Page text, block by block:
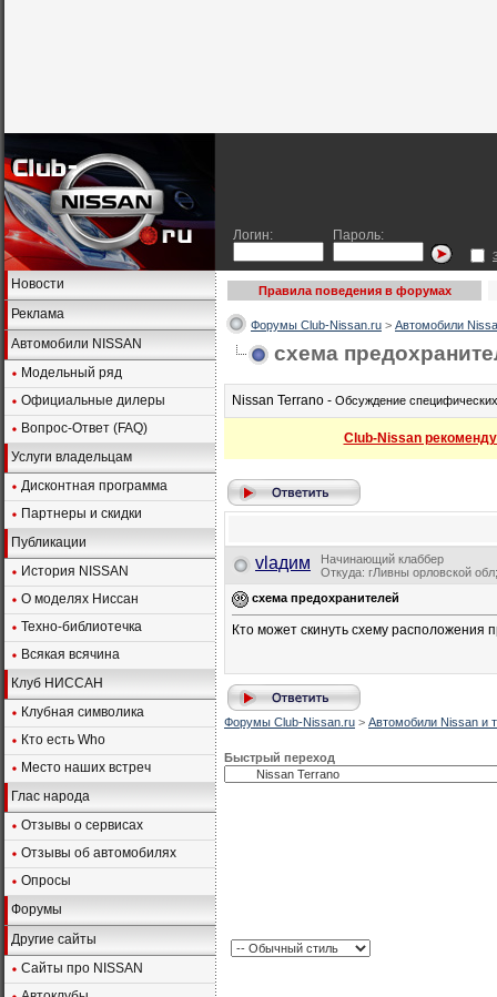
Логин: Пароль:
Новости
Реклама
Автомобили NISSAN
Модельный ряд
Официальные дилеры
Вопрос-Ответ (FAQ)
Услуги владельцам
Дисконтная программа
Партнеры и скидки
Публикации
История NISSAN
О моделях Ниссан
Техно-библиотечка
Всякая всячина
Клуб НИССАН
Клубная символика
Кто есть Who
Место наших встреч
Глас народа
Отзывы о сервисах
Отзывы об автомобилях
Опросы
Форумы
Другие сайты
Сайты про NISSAN
Правила поведения в форумах
Форумы Club-Nissan.ru > Автомобили
схема
Nissan Terrano - Обсуждение
Club-Nissan
vlaдим
Начинающий клаббер
Откуда: гЛивны орловской
схема предохранителей
Кто может скинуть схему расположения
Форумы Club-Nissan.ru > Автомобили Nissan и
Быстрый переход